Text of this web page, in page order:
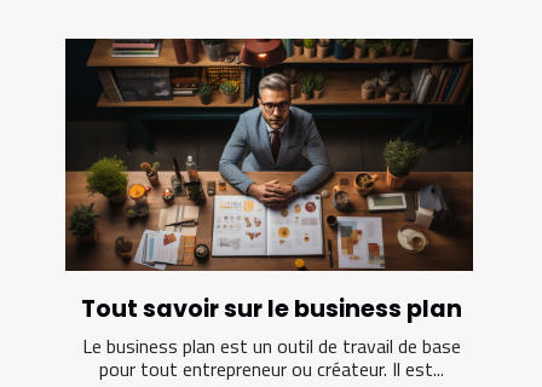
Tout savoir sur le business plan
Le business plan est un outil de travail de base
pour tout entrepreneur ou créateur. Il est...